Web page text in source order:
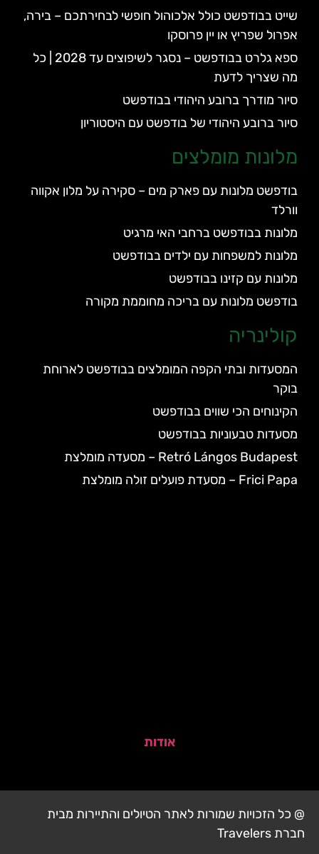
שייט בבודפשט כולל אלכוהול חופשי לבחירתכם – בירה,
אפרול שפריץ או יין פרוסקו
ספא גלרט בבודפשט – נסגר לשיפוצים עד 2028 | כל
מה שצריך לדעת
סיור מודרך ברובע היהודי בבודפשט
סיור ברובע היהודי של בודפשט עם היסטוריון
מלונות מומלצים
בודפשט מלונות עם פארק מים – סקירה על מלון אקווה
וורלד
מלונות בבודפשט ברחבי האי מרגיט
מלונות למשפחות עם ילדים בבודפשט
מלונות עם קזינו בבודפשט
בודפשט מלונות עם בריכה מחוממת מקורה
קולינריה
המסעדות ובתי הקפה המומלצים בבודפשט לארוחת
בוקר
הקינוחים הכי שווים בבודפשט
מסעדות טבעוניות בבודפשט
Retró Lángos Budapest – מסעדה מומלצת
Frici Papa – מסעדת פועלים זולה מומלצת
אודות
@ כל הזכויות שמורות לאתר הטיולים והתיירות מבית
חברת Travelers